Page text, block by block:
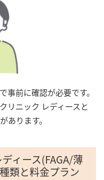
事前に確認が必要です。
リニック レディースと
あります。
ィース(FAGA/薄
類と料金プラン